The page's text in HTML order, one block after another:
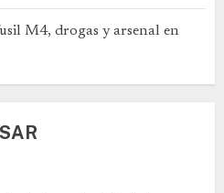
M4, drogas y arsenal en